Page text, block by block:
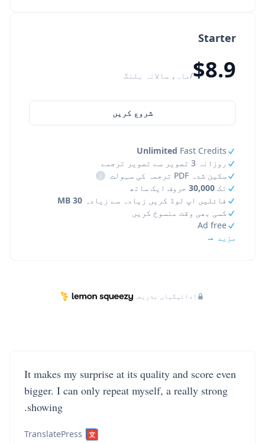
Starter
$8.9/ماہ، سالانہ بلنگ
شروع کریں
Unlimited Fast Credits
روزانہ 3 تصویر سے تصویر ترجمے
سکین شدہ PDF ترجمہ کی سہولت
i
تک 30,000 حروف ایک ساتھ
فائلیں اپ لوڈ کریں زیادہ سے زیادہ 30 MB
کسی بھی وقت منسوخ کریں
Ad free
مزید →
ادائیگیاں بذریعہ
It makes my surprise at its quality and score even
bigger. I can only repeat myself, a really strong
showing.
TranslatePress